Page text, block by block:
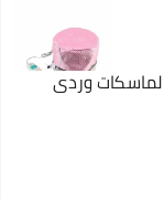
وردي